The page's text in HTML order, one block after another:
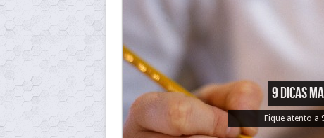
Como se
Confira algumas